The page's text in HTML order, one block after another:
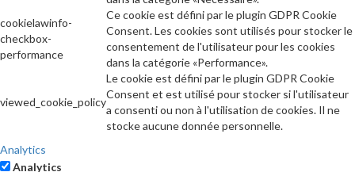
cookielawinfo-
checkbox-
performance
Ce cookie est défini par le plugin GDPR Cookie
Consent. Les cookies sont utilisés pour stocker le
consentement de l'utilisateur pour les cookies
dans la catégorie «Performance».
viewed_cookie_policy
Le cookie est défini par le plugin GDPR Cookie
Consent et est utilisé pour stocker si l'utilisateur
a consenti ou non à l'utilisation de cookies. Il ne
stocke aucune donnée personnelle.
Analytics
Analytics